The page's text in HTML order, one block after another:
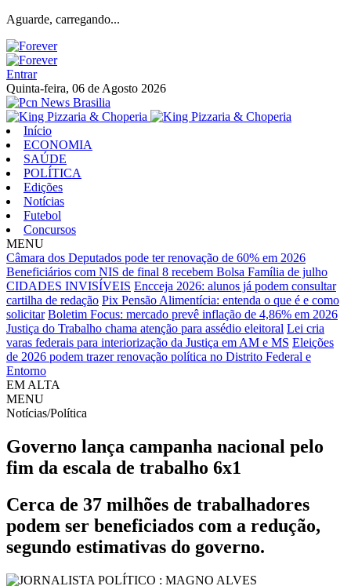
Aguarde, carregando...
Entrar
Quinta-feira, 06 de Agosto 2026
Início
ECONOMIA
SAÚDE
POLÍTICA
Edições
Notícias
Futebol
Concursos
MENU
Câmara dos Deputados pode ter renovação de 60% em 2026
Beneficiários com NIS de final 8 recebem Bolsa Família de julho
CIDADES INVISÍVEIS Encceja 2026: alunos já podem consultar
cartilha de redação Pix Pensão Alimentícia: entenda o que é e como
solicitar Boletim Focus: mercado prevê inflação de 4,86% em 2026
Justiça do Trabalho chama atenção para assédio eleitoral Lei cria
varas federais para interiorização da Justiça em AM e MS Eleições
de 2026 podem trazer renovação política no Distrito Federal e
Entorno
EM ALTA
MENU
Notícias/Política
Governo lança campanha nacional pelo
fim da escala de trabalho 6x1
Cerca de 37 milhões de trabalhadores
podem ser beneficiados com a redução,
segundo estimativas do governo.